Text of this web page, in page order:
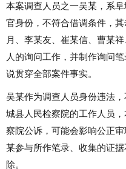
本案调查人员之一吴某，系
官身份，不符合借调条件，
月、李某友、崔某信、曹某
人的询问工作，并制作询问
说贯穿全部案件事实。
吴某作为调查人员身份违法
城县人民检察院的工作人员
察院公诉，可能会影响公正
某参与所作笔录、收集的证
除。